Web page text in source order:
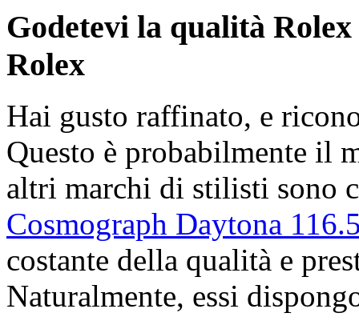
Godetevi la qualità
Rolex
Hai gusto raffinato, e
Questo è probabilmente il
altri marchi di stilisti sono
Cosmograph Daytona
costante della qualità e
Naturalmente, essi